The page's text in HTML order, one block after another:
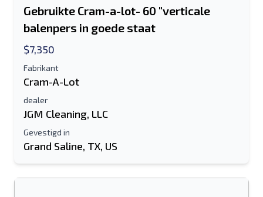
Gebruikte Cram-a-lot- 60 "verticale
balenpers in goede staat
$7,350
Fabrikant
Cram-A-Lot
dealer
JGM Cleaning, LLC
Gevestigd in
Grand Saline, TX, US